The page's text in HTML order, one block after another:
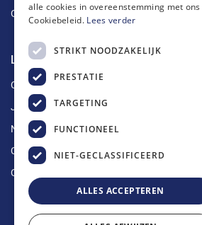
Ontkalking
Longin Service
Over ons
Jobs
Nieuws
Contact
Offerte aanvragen
alle cookies in overeenstemming met ons
Cookiebeleid. Lees verder
STRIKT NOODZAKELIJK
PRESTATIE
TARGETING
FUNCTIONEEL
NIET-GECLASSIFICEERD
ALLES ACCEPTEREN